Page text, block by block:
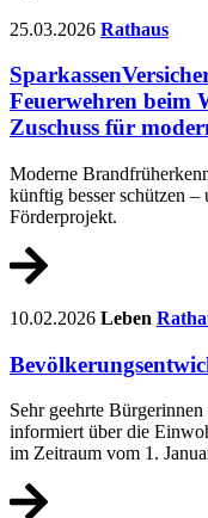
25.03.2026 Rathaus
Feuerwehren beim
Zuschuss für
Moderne
künftig besser schützen –
Förderprojekt.
10.02.2026 Leben
Sehr geehrte
informiert über die
im Zeitraum vom 1.